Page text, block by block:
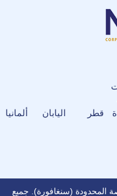
قطر اليابان ألمانيا
المحدودة (سنغافورة). جميع